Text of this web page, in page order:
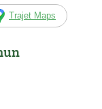
Trajet Maps